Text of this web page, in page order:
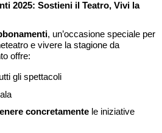
2025: Sostieni il Teatro, Vivi la
, un’occasione speciale per
e vivere la stagione da
offre:
gli spettacoli
concretamente le iniziative